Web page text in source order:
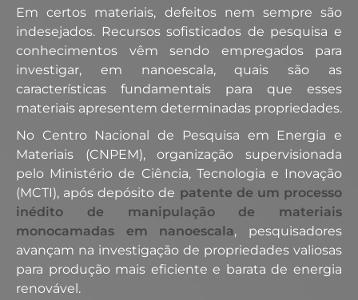
Em certos materiais, defeitos nem sempre são
indesejados. Recursos sofisticados de pesquisa e
conhecimentos vêm sendo empregados para
investigar, em nanoescala, quais são as
características fundamentais para que esses
materiais apresentem determinadas propriedades.
No Centro Nacional de Pesquisa em Energia e
Materiais (CNPEM), organização supervisionada
pelo Ministério de Ciência, Tecnologia e Inovação
(MCTI), após depósito de patente de um processo
inédito de manipulação de materiais
monocamadas em nanoescala, pesquisadores
avançam na investigação de propriedades valiosas
para produção mais eficiente e barata de energia
renovável.